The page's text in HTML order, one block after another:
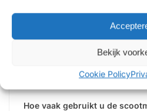
Bekijk
Cookie Policy
Praktische
Controleer hoe goed het model
tegen regen, wind en lagere
Hoe vaak gebruikt u de